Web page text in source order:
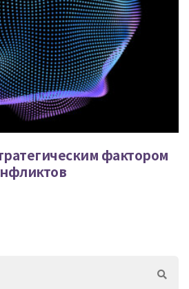
фактором